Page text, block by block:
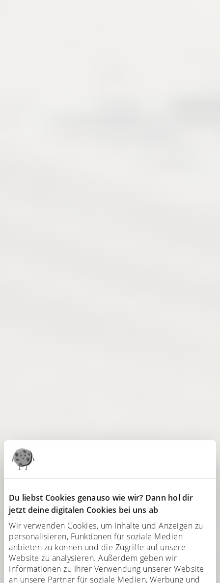
Du liebst Cookies genauso wie wir? Dann hol dir
jetzt deine digitalen Cookies bei uns ab
Wir verwenden Cookies, um Inhalte und Anzeigen zu
personalisieren, Funktionen für soziale Medien
anbieten zu können und die Zugriffe auf unsere
Website zu analysieren. Außerdem geben wir
Informationen zu Ihrer Verwendung unserer Website
an unsere Partner für soziale Medien, Werbung und